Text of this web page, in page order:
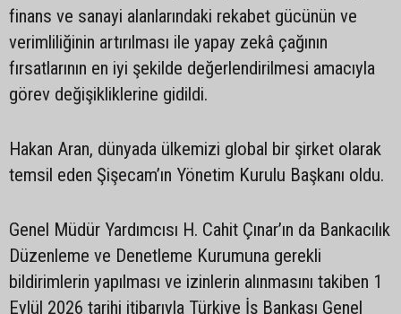
finans ve sanayi alanlarındaki rekabet gücünün ve
verimliliğinin artırılması ile yapay zekâ çağının
fırsatlarının en iyi şekilde değerlendirilmesi amacıyla
görev değişikliklerine gidildi.
Hakan Aran, dünyada ülkemizi global bir şirket olarak
temsil eden Şişecam’ın Yönetim Kurulu Başkanı oldu.
Genel Müdür Yardımcısı H. Cahit Çınar’ın da Bankacılık
Düzenleme ve Denetleme Kurumuna gerekli
bildirimlerin yapılması ve izinlerin alınmasını takiben 1
Eylül 2026 tarihi itibarıyla Türkiye İş Bankası Genel